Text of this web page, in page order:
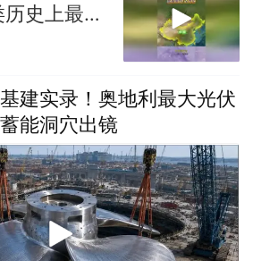
史上最大
建实录！奥地利最大光伏
能洞穴出镜